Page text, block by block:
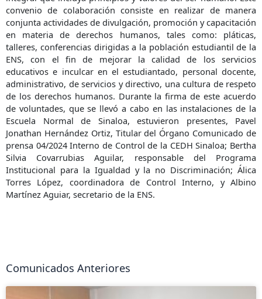
convenio de colaboración consiste en realizar de manera
conjunta actividades de divulgación, promoción y capacitación
en materia de derechos humanos, tales como: pláticas,
talleres, conferencias dirigidas a la población estudiantil de la
ENS, con el fin de mejorar la calidad de los servicios
educativos e inculcar en el estudiantado, personal docente,
administrativo, de servicios y directivo, una cultura de respeto
de los derechos humanos. Durante la firma de este acuerdo
de voluntades, que se llevó a cabo en las instalaciones de la
Escuela Normal de Sinaloa, estuvieron presentes, Pavel
Jonathan Hernández Ortiz, Titular del Órgano Comunicado de
prensa 04/2024 Interno de Control de la CEDH Sinaloa; Bertha
Silvia Covarrubias Aguilar, responsable del Programa
Institucional para la Igualdad y la no Discriminación; Álica
Torres López, coordinadora de Control Interno, y Albino
Martínez Aguiar, secretario de la ENS.
Comunicados Anteriores